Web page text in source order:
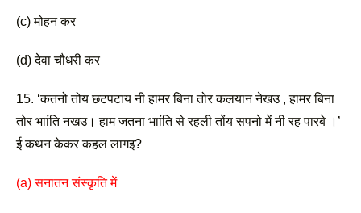
(c) मोहन कर
(d) देवा चौधरी कर
15. ‘कतनो तोय छटपटाय नी हामर बिना तोर कलयान नेखउ , हामर बिना
तोर भाांति नखउ। हाम जतना भाांति से रहली तोंय सपनो में नी रह पारबे ।’
ई कथन केकर कहल लागइ?
(a) सनातन संस्कृति में